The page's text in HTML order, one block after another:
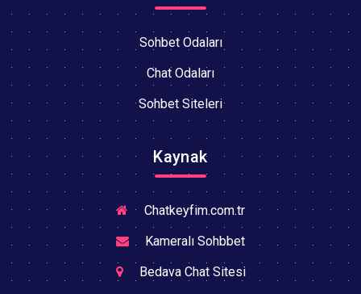
Sohbet Odaları
Chat Odaları
Sohbet Siteleri
Kaynak
Chatkeyfim.com.tr
Kameralı Sohbbet
Bedava Chat Sitesi